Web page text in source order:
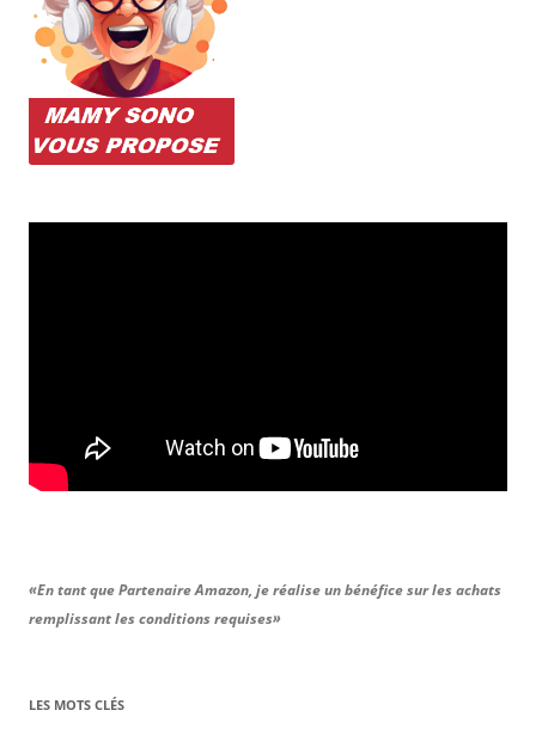
«En tant que Partenaire Amazon, je réalise un bénéfice sur les achats
remplissant les conditions requises»
LES MOTS CLÉS